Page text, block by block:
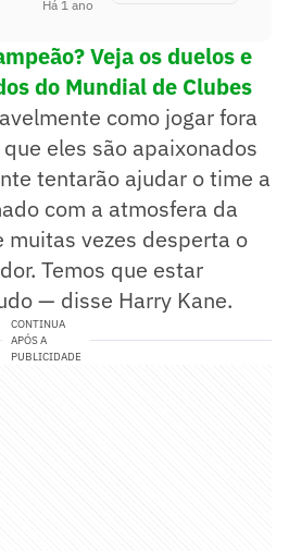
Há 1 ano
Veja os duelos e
do Mundial de Clubes
como jogar fora
eles são apaixonados
tentarão ajudar o time a
com a atmosfera da
muitas vezes desperta o
Temos que estar
— disse Harry Kane.
CONTINUA
APÓS A
PUBLICIDADE